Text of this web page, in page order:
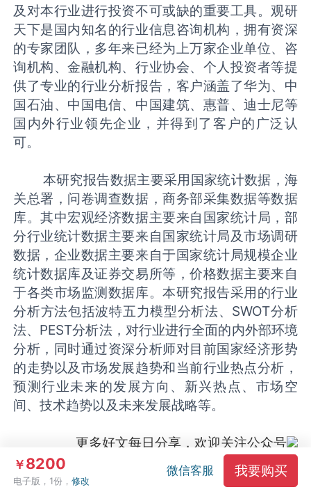
及对本行业进行投资不可或缺的重要工具。观研
天下是国内知名的行业信息咨询机构，拥有资深
的专家团队，多年来已经为上万家企业单位、咨
询机构、金融机构、行业协会、个人投资者等提
供了专业的行业分析报告，客户涵盖了华为、中
国石油、中国电信、中国建筑、惠普、迪士尼等
国内外行业领先企业，并得到了客户的广泛认
可。
本研究报告数据主要采用国家统计数据，海
关总署，问卷调查数据，商务部采集数据等数据
库。其中宏观经济数据主要来自国家统计局，部
分行业统计数据主要来自国家统计局及市场调研
数据，企业数据主要来自于国家统计局规模企业
统计数据库及证券交易所等，价格数据主要来自
于各类市场监测数据库。本研究报告采用的行业
分析方法包括波特五力模型分析法、SWOT分析
法、PEST分析法，对行业进行全面的内外部环境
分析，同时通过资深分析师对目前国家经济形势
的走势以及市场发展趋势和当前行业热点分析，
预测行业未来的发展方向、新兴热点、市场空
间、技术趋势以及未来发展战略等。
更多好文每日分享，欢迎关注公众号
本文标签：
文化
￥8200
电子版，1份，修改
微信客服 我要购买